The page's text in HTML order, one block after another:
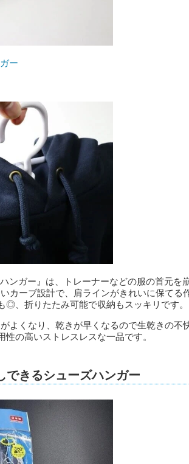
ー
ンガー』は、トレーナーなどの服の首元を
カーブ設計で、肩ラインがきれいに保てる
◎、折りたたみ可能で収納もスッキリです。
よくなり、乾きが早くなるので生乾きの不
の高いストレスレスな一品です。
できるシューズハンガー